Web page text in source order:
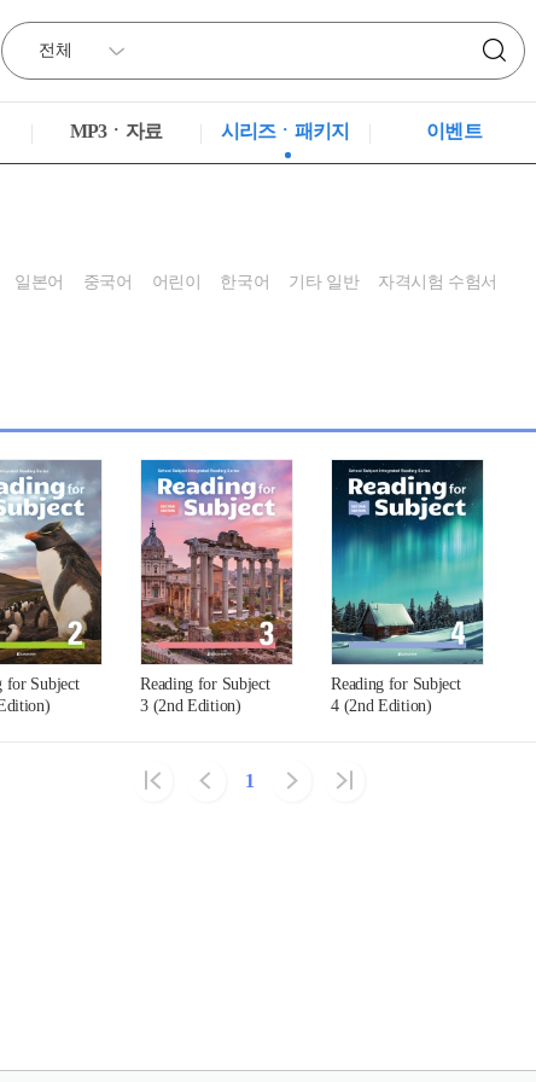
MP3ㆍ자료 시리즈ㆍ패키지 이벤트
일본어 중국어 어린이 한국어 기타 일반 자격시험 수험서
for Subject
Reading for Subject
3 (2nd Edition)
Reading for Subject
4 (2nd Edition)
1